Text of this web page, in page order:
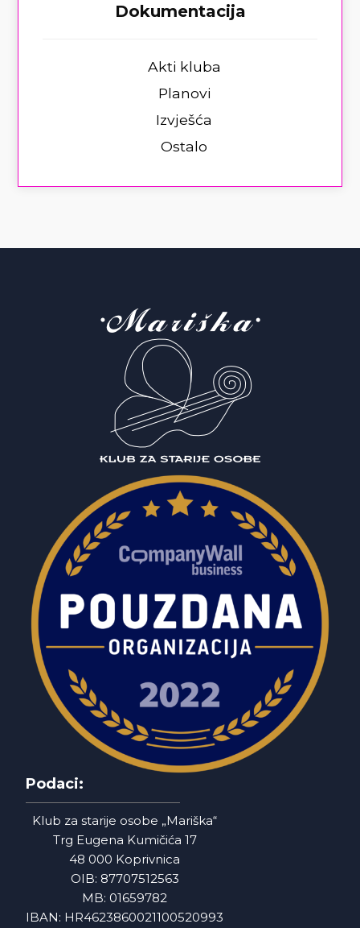
Dokumentacija
Akti kluba
Planovi
Izvješća
Ostalo
Podaci:
Klub za starije osobe „Mariška“
Trg Eugena Kumičića 17
48 000 Koprivnica
OIB: 87707512563
MB: 01659782
IBAN: HR4623860021100520993